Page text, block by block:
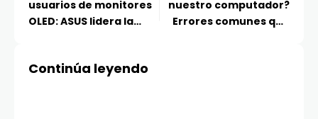
usuarios de monitores
OLED: ASUS lidera la
de mercado
nuestro computador?
Errores comunes que
Continúa leyendo